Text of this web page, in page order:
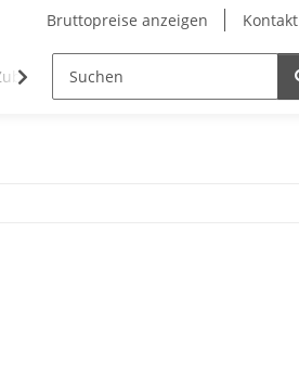
Bruttopreise anzeigen Kontakt